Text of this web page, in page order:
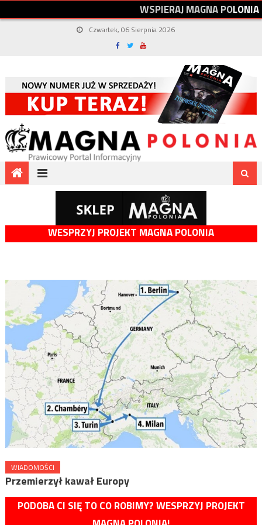
WSPIERAJMAGNAPOLONIA
Czwartek, 06 Sierpnia 2026
WESPRZYJ PROJEKT MAGNA POLONIA
WIADOMOŚCI
Przemierzył kawał Europy
PODOBA CI SIĘ TO CO ROBIMY? WESPRZYJ PROJEKT